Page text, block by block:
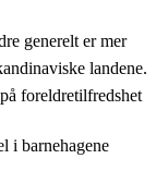
generelt er mer
landene.
foreldretilfredshet
i barnehagene